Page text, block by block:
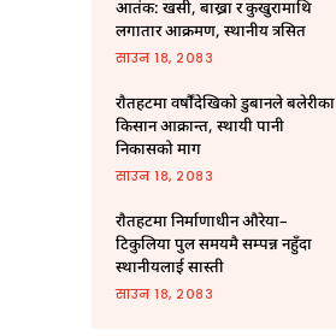
आतंक: खसी, बाख्रा र कुखुरामाथि
लगातार आक्रमण, स्थानीय त्रसित
साउन १८, २०८३
राैतहटमा वर्षौंदेखिको डुबानले बलेरीका
किसान आक्रान्त, स्थायी पानी
निकासको माग
साउन १८, २०८३
राैतहटमा निर्माणाधीन औरेया–
टिकुलिया पुल समयमै सम्पन्न नहुँदा
स्थानीयलाई सास्ती
साउन १८, २०८३